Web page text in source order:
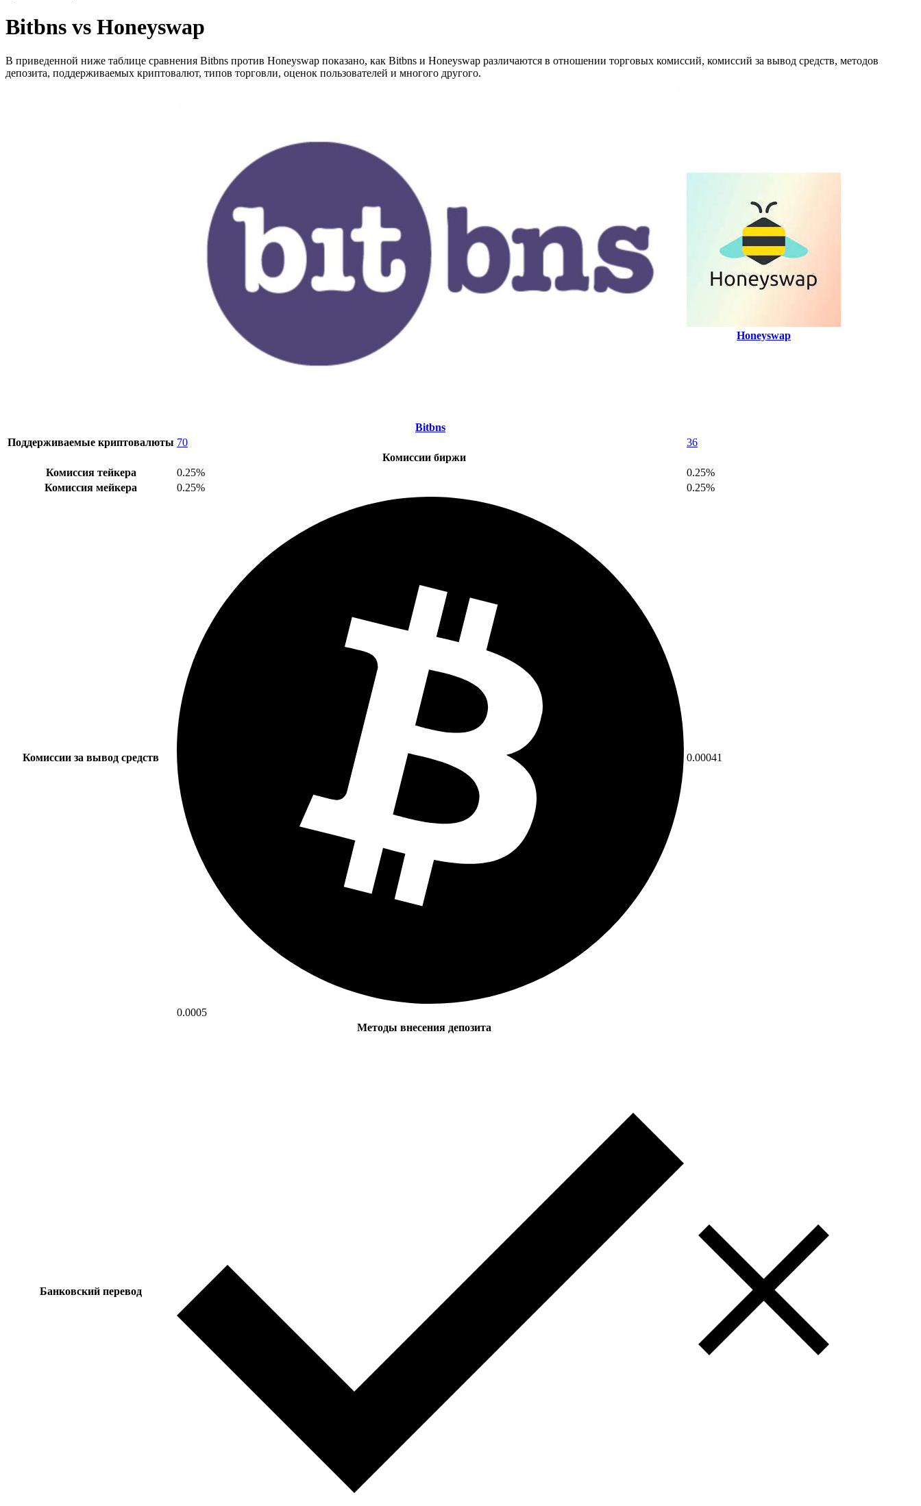
Bitbns vs Honeyswap
В приведенной ниже таблице сравнения Bitbns против Honeyswap показано, как Bitbns и Honeyswap различаются в отношении торговых комиссий, комиссий за вывод средств, методов
депозита, поддерживаемых криптовалют, типов торговли, оценок пользователей и многого другого.
Bitbns
Honeyswap
Поддерживаемые криптовалюты 70
36
Комиссии биржи
Комиссия тейкера
0.25%
0.25%
Комиссия мейкера
0.25% 0.25%
Комиссии за вывод средств
0.0005
0.00041
Методы внесения депозита
Банковский перевод